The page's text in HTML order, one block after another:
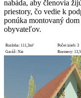
nabáda, aby členovia
priestory, čo vedie k
ponúka montovaný
obyvateľov.
Rozloha: 111,3m² Počet izieb: 3
Garáž: Nie Rozmery: